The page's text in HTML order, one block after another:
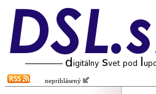
neprihlásený